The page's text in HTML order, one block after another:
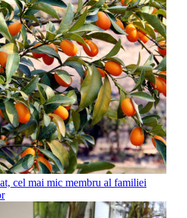
cel mai mic membru al familiei